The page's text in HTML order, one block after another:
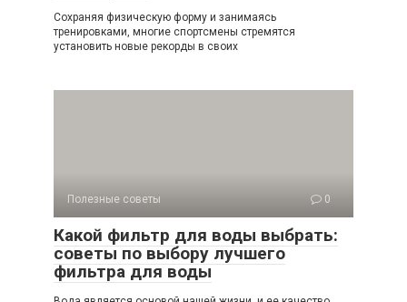
Сохраняя физическую форму и занимаясь
тренировками, многие спортсмены стремятся
установить новые рекорды в своих
Полезные советы 0
Какой фильтр для воды выбрать:
советы по выбору лучшего
фильтра для воды